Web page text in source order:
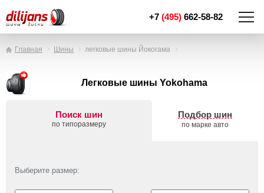
+7 (495) 662-58-82
Главная Шины легковые шины Йокогама
Легковые шины Yokohama
Поиск шин
по типоразмеру
Подбор шин
по марке авто
Выберите размер: